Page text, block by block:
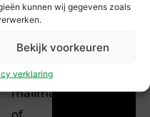
kunnen wij gegevens zoals
Bekijk voorkeuren
verklaring
teksten,
SEA,
E-
mailmarketing